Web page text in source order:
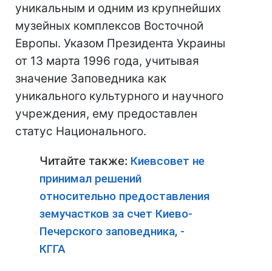
уникальным и одним из крупнейших
музейных комплексов Восточной
Европы. Указом Президента Украины
от 13 марта 1996 года, учитывая
значение Заповедника как
уникального культурного и научного
учреждения, ему предоставлен
статус Национального.
Читайте также: Киевсовет не
принимал решений
относительно предоставления
земучастков за счет Киево-
Печерского заповедника, -
КГГА